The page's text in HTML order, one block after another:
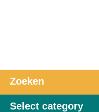
Zoeken
Select category